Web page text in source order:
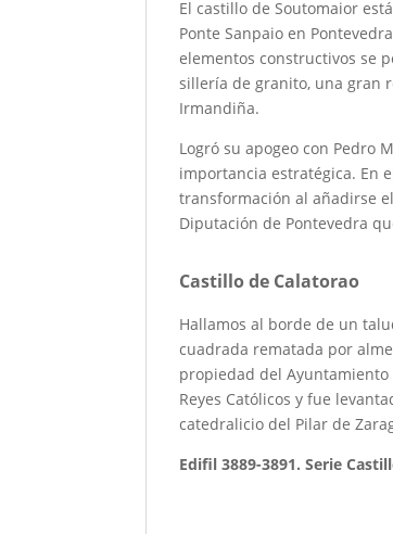
El castillo de Soutomaior
Ponte Sanpaio en
elementos constructivos se
sillería de granito, una gran
Irmandiña.
Logró su apogeo con Pedro
importancia estratégica. En
transformación al añadirse
Diputación de Pontevedra
Castillo de Calatorao
Hallamos al borde de un
cuadrada rematada por
propiedad del
Reyes Católicos y fue
catedralicio del Pilar de
Edifil 3889-3891. Serie